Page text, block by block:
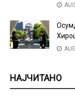
НАЈЧИТАНО